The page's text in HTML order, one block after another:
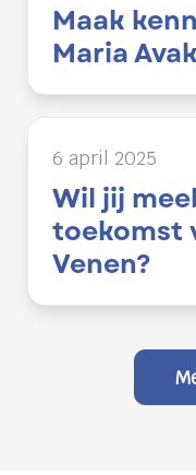
Maak
Maria
6 april 2025
Wil jij
toekomst
Venen?